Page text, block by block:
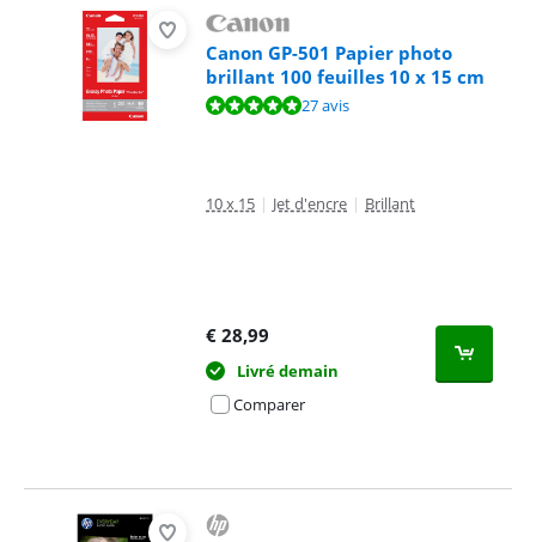
Canon GP-501 Papier photo
brillant 100 feuilles 10 x 15 cm
La note est de 9,5 sur 10, basée sur 27 avis.27 avis
10 x 15 | Jet d'encre | Brillant
€ 28,99
Livré demain
Comparer